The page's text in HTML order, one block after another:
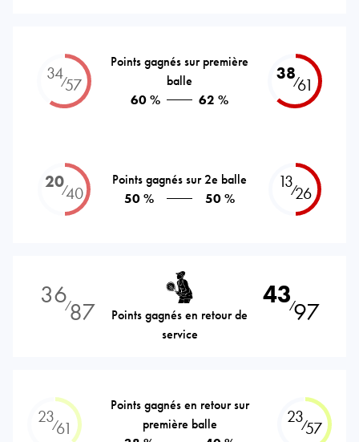
34⁄57
Points gagnés sur première
balle
60 %
62 %
38⁄61
20⁄40
Points gagnés sur 2e balle
50 %
50 %
13⁄26
36⁄87
Points gagnés en retour de
service
43⁄97
23⁄61
Points gagnés en retour sur
première balle
23⁄57